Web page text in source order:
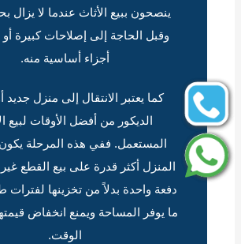
ينصحون ببيع الأثاث عندما لا يزال
وقبل الحاجة إلى إصلاحات كبيرة أو
أجزاء أساسية منه.
كما يعتبر الانتقال إلى منزل جديد
الديكور من أفضل الأوقات لبيع
المستعمل. ففي هذه المرحلة
المنزل أكثر قدرة على بيع القطع
دفعة واحدة بدلاً من تخزينها لفترات
ما يوفر المساحة ويمنع انخفاض
الوقت.